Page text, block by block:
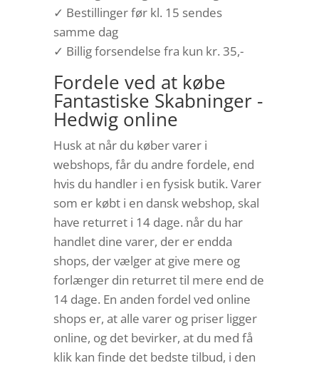
✓ Bestillinger før kl. 15 sendes
samme dag
✓ Billig forsendelse fra kun kr. 35,-
Fordele ved at købe
Fantastiske Skabninger -
Hedwig online
Husk at når du køber varer i
webshops, får du andre fordele, end
hvis du handler i en fysisk butik. Varer
som er købt i en dansk webshop, skal
have returret i 14 dage. når du har
handlet dine varer, der er endda
shops, der vælger at give mere og
forlænger din returret til mere end de
14 dage. En anden fordel ved online
shops er, at alle varer og priser ligger
online, og det bevirker, at du med få
klik kan finde det bedste tilbud, i den